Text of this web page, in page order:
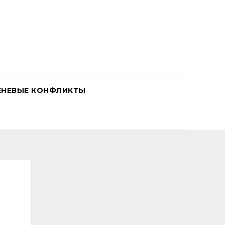
КОНФЛИКТЫ